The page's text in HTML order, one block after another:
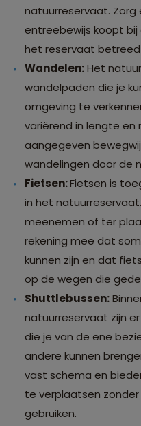
natuurreservaat. Zorg
entreebewijs koopt
het reservaat
Wandelen:Het
wandelpaden die je
omgeving te
variërend in lengte en
aangegeven
wandelingen door de
Fietsen:Fietsen is
in het
meenemen of ter
rekening mee dat
kunnen zijn en dat
op de wegen die
Shuttlebussen:
natuurreservaat zijn
die je van de ene
andere kunnen
vast schema en
te verplaatsen
gebruiken.